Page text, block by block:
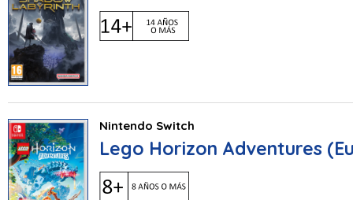
Nintendo Switch
Lego Horizon Adventures